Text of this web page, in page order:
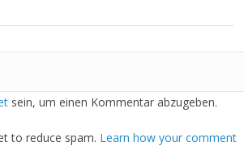
sein, um einen Kommentar abzugeben.
to reduce spam. Learn how your comment